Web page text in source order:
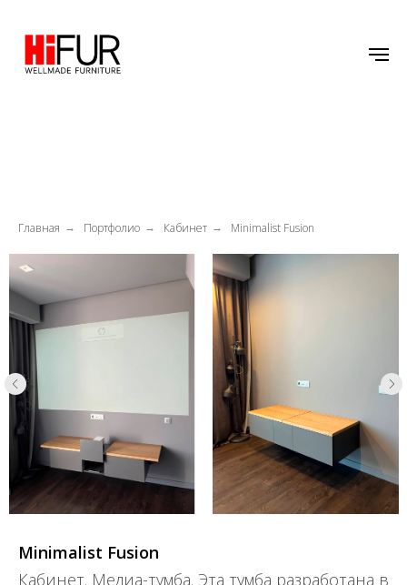
Главная → Портфолио → Кабинет → Minimalist Fusion
Minimalist Fusion
Кабинет. Медиа-тумба. Эта тумба разработана в